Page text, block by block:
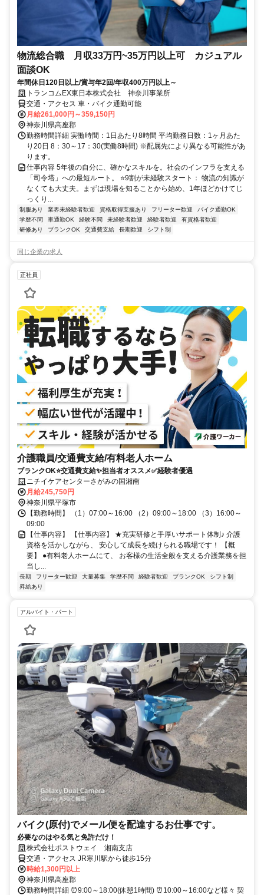
物流総合職 月収33万円~35万円以上可 カジュアル
面談OK
年間休日120日以上/賞与年2回/年収400万円以上～
トランコムEX東日本株式会社 神奈川事業所
交通・アクセス 車・バイク通勤可能
月給261,000円～359,150円
神奈川県高座郡
勤務時間詳細 実働時間：1日あたり8時間 平均勤務日数：1ヶ月あた
り20日 8：30～17：30(実働8時間) ※配属先により異なる可能性があ
ります。
仕事内容 5年後の自分に、確かなスキルを。社会のインフラを支える
「司令塔」への最短ルート。 ⭐9割が未経験スタート： 物流の知識が
なくても大丈夫。まずは現場を知ることから始め、1年ほどかけてじ
っくり...
制服あり 業界未経験者歓迎 資格取得支援あり フリーター歓迎
バイク通勤OK
学歴不問
車通勤OK 経験不問 未経験者歓迎 経験者歓迎
有資格者歓迎
研修あり
ブランクOK 交通費支給 長期歓迎 シフト制
同じ企業の求人
正社員
介護職員/交通費支給/有料老人ホーム
ブランクOK⭐️交通費支給✨担当者オススメ✅️経験者優遇
ニチイケアセンターさがみの国湘南
月給245,750円
神奈川県平塚市
【勤務時間】 （1）07:00～16:00 （2）09:00～18:00 （3）16:00～
09:00
【仕事内容】 【仕事内容】 ★充実研修と手厚いサポート体制♪ 介護
資格を活かしながら、 安心して成長を続けられる職場です！ 【概
要】 ●有料老人ホームにて、 お客様の生活全般を支える介護業務を担
当し...
長期 フリーター歓迎 大量募集 学歴不問 経験者歓迎 ブランクOK
シフト制
昇給あり
アルバイト・パート
バイク(原付)でメール便を配達するお仕事です。
必要なのはやる気と免許だけ！
株式会社ポストウェイ 湘南支店
交通・アクセス JR寒川駅から徒歩15分
時給1,300円以上
神奈川県高座郡
勤務時間詳細 ⏰9:00～18:00(休憩1時間) ⏰10:00～16:00など様々 契